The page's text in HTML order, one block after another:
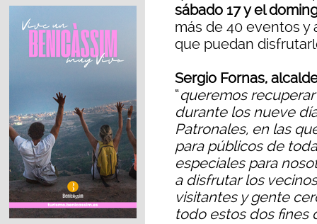
sábado 17 y el
más de 40 eventos
que puedan
Sergio Fornas,
“queremos
durante los nueve
Patronales, en las
para públicos de
especiales para
a disfrutar los
visitantes y gente
todo estos dos fines